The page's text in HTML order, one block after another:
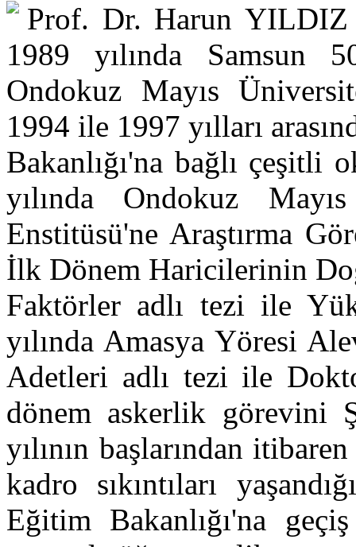
Prof. Dr. Harun YILDIZ
1989 yılında Samsun
Ondokuz Mayıs
1994 ile 1997 yılları
Bakanlığı'na bağlı çeşitli
yılında Ondokuz
Enstitüsü'ne Araştırma
İlk Dönem Haricilerinin
Faktörler adlı tezi ile
yılında Amasya Yöresi
Adetleri adlı tezi ile
dönem askerlik görevini
yılının başlarından
kadro sıkıntıları
Eğitim Bakanlığı'na